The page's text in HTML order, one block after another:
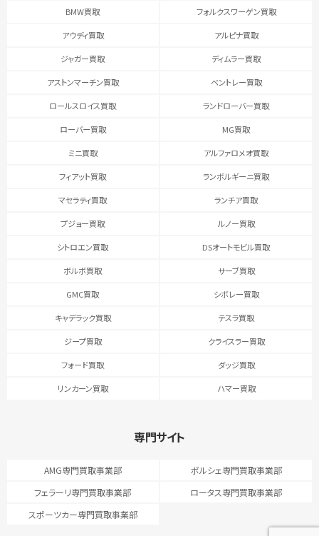
BMW買取 フォルクスワーゲン買取
アウディ買取 アルピナ買取
ジャガー買取 ディムラー買取
アストンマーチン買取 ベントレー買取
ロールスロイス買取 ランドローバー買取
ローバー買取 MG買取
ミニ買取 アルファロメオ買取
フィアット買取 ランボルギーニ買取
マセラティ買取 ランチア買取
プジョー買取 ルノー買取
シトロエン買取 DSオートモビル買取
ボルボ買取 サーブ買取
GMC買取 シボレー買取
キャデラック買取 テスラ買取
ジープ買取 クライスラー買取
フォード買取 ダッジ買取
リンカーン買取 ハマー買取
専門サイト
AMG専門買取事業部
ポルシェ専門買取事業部
フェラーリ専門買取事業部
ロータス専門買取事業部
スポーツカー専門買取事業部